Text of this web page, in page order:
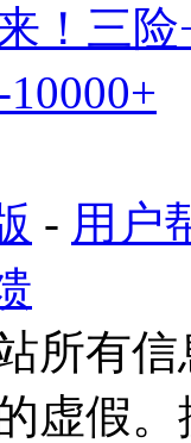
！三
- 用户
所有
虚假